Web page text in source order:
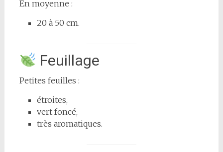
En moyenne :
20 à 50 cm.
Feuillage
Petites feuilles :
étroites,
vert foncé,
très aromatiques.